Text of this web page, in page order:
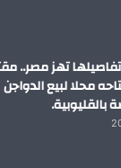
تهز مصر..
محلا لبيع الدواجن